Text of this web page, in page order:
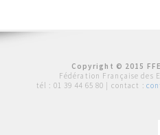
Copyright © 2015
Fédération Française des
tél : 01 39 44 65 80 | contact :